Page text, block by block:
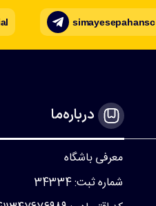
simayesepahansc
درباره‌ما
معرفی باشگاه
شماره ثبت: 34334